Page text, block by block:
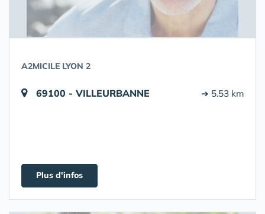
A2MICILE LYON 2
69100 - VILLEURBANNE ➔ 5.53 km
Plus d'infos